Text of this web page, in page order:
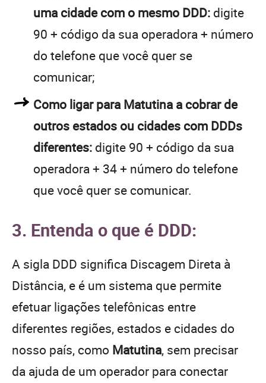
uma cidade com o mesmo DDD: digite
90 + código da sua operadora + número
do telefone que você quer se
comunicar;
Como ligar para Matutina a cobrar de
outros estados ou cidades com DDDs
diferentes: digite 90 + código da sua
operadora + 34 + número do telefone
que você quer se comunicar.
3. Entenda o que é DDD:
A sigla DDD significa Discagem Direta à
Distância, e é um sistema que permite
efetuar ligações telefônicas entre
diferentes regiões, estados e cidades do
nosso país, como Matutina, sem precisar
da ajuda de um operador para conectar